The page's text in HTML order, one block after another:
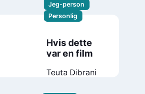
Jeg-person
Personlig
Hvis dette
var en film
Teuta Dibrani